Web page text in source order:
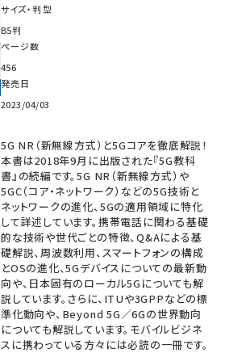
サイズ・判型
B5判
ページ数
456
発売日
2023/04/03
5G NR（新無線方式）と5Gコアを徹底解説！
本書は2018年9月に出版された『5G教科
書』の続編です。5G NR（新無線方式）や
5GC（コア・ネットワーク）などの5G技術と
ネットワークの進化、5Gの適用領域に特化
して詳述しています。携帯電話に関わる基礎
的な技術や世代ごとの特徴、Q&Aによる基
礎解説、周波数利用、スマートフォンの構成
とOSの進化、5Gデバイスについての最新動
向や、日本固有のローカル5Gについても解
説しています。さらに、ITUや3GPPなどの標
準化動向や、Beyond 5G／6Gの世界動向
についても解説しています。モバイルビジネ
スに携わっている方々には必読の一冊です。